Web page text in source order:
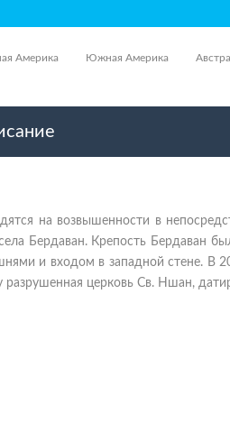
Америка Южная Америка
на возвышенности в
Бердаван. Крепость Бердаван
и входом в западной стене. В
разрушенная церковь Св. Ншан,